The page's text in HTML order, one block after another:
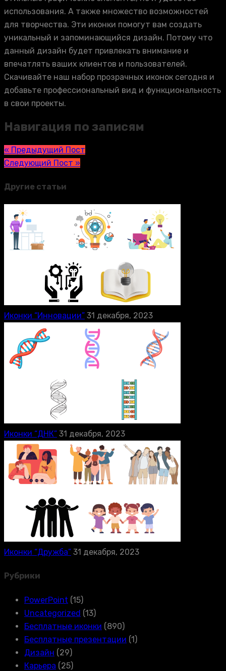
использования. А также множество возможностей
для творчества. Эти иконки помогут вам создать
уникальный и запоминающийся дизайн. Потому что
данный дизайн будет привлекать внимание и
впечатлять ваших клиентов и пользователей.
Скачивайте наш набор прозрачных иконок сегодня и
добавьте профессиональный вид и функциональность
в свои проекты.
Навигация по записям
« Предыдущий Пост
Следующий Пост »
Другие статьи
Иконки “Инновации” 31 декабря, 2023
Иконки “ДНК” 31 декабря, 2023
Иконки “Дружба” 31 декабря, 2023
Рубрики
PowerPoint (15)
Uncategorized (13)
Бесплатные иконки (890)
Бесплатные презентации (1)
Дизайн (29)
Карьера (25)